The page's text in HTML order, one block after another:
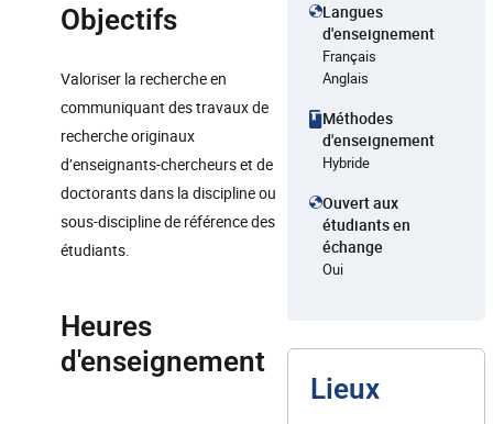
Objectifs
Valoriser la recherche en
communiquant des travaux de
recherche originaux
d’enseignants-chercheurs et de
doctorants dans la discipline ou
sous-discipline de référence des
étudiants.
Heures
d'enseignement
Langues
d'enseignement
Français
Anglais
Méthodes
d'enseignement
Hybride
Ouvert aux
étudiants en
échange
Oui
Lieux